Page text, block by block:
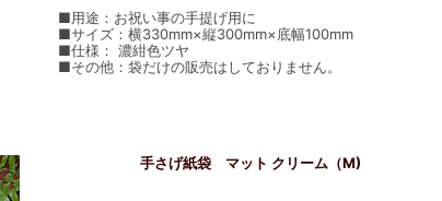
■用途：お祝い事の手提げ用に
■サイズ：横330mm×縦300mm×底幅100mm
■仕様： 濃紺色ツヤ
■その他：袋だけの販売はしておりません。
手さげ紙袋 マット クリーム（M)